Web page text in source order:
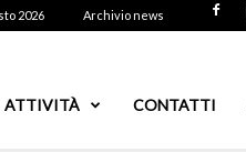
2026 Archivio news
ATTIVITÀ CONTATTI